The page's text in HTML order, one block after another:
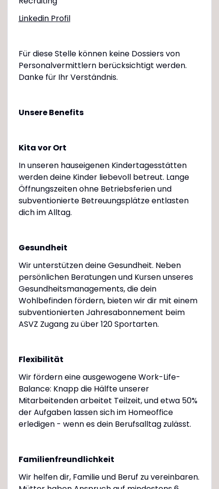
Linkedin Profil
Für diese Stelle können keine Dossiers von
Personalvermittlern berücksichtigt werden.
Danke für Ihr Verständnis.
Unsere Benefits
Kita vor Ort
In unseren hauseigenen Kindertagesstätten
werden deine Kinder liebevoll betreut. Lange
Öffnungszeiten ohne Betriebsferien und
subventionierte Betreuungsplätze entlasten
dich im Alltag.
Gesundheit
Wir unterstützen deine Gesundheit. Neben
persönlichen Beratungen und Kursen unseres
Gesundheitsmanagements, die dein
Wohlbefinden fördern, bieten wir dir mit einem
subventionierten Jahresabonnement beim
ASVZ Zugang zu über 120 Sportarten.
Flexibilität
Wir fördern eine ausgewogene Work-Life-
Balance: Knapp die Hälfte unserer
Mitarbeitenden arbeitet Teilzeit, und etwa 50%
der Aufgaben lassen sich im Homeoffice
erledigen - wenn es dein Berufsalltag zulässt.
Familienfreundlichkeit
Wir helfen dir, Familie und Beruf zu vereinbaren.